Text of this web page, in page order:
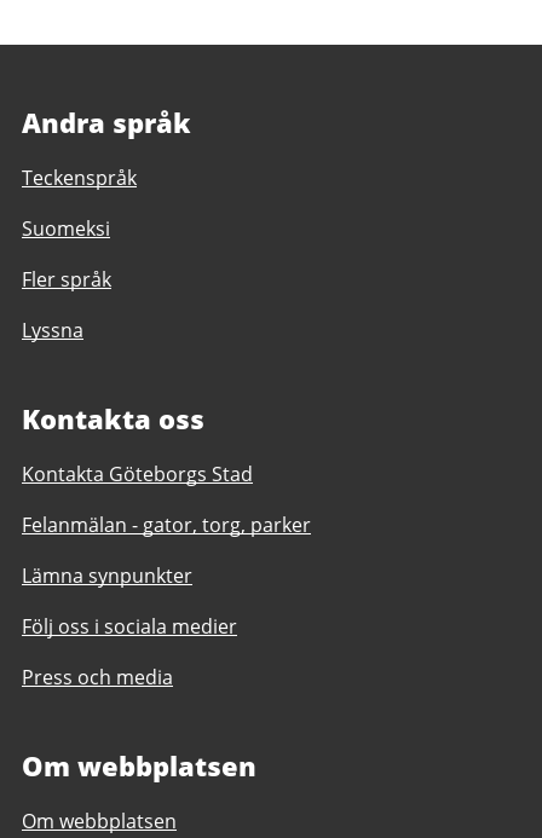
Andra språk
Teckenspråk
Suomeksi
Fler språk
Lyssna
Kontakta oss
Kontakta Göteborgs Stad
Felanmälan - gator, torg, parker
Lämna synpunkter
Följ oss i sociala medier
Press och media
Om webbplatsen
Om webbplatsen